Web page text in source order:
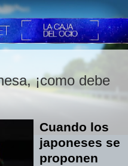
¡como debe
Cuando los
japoneses se
proponen